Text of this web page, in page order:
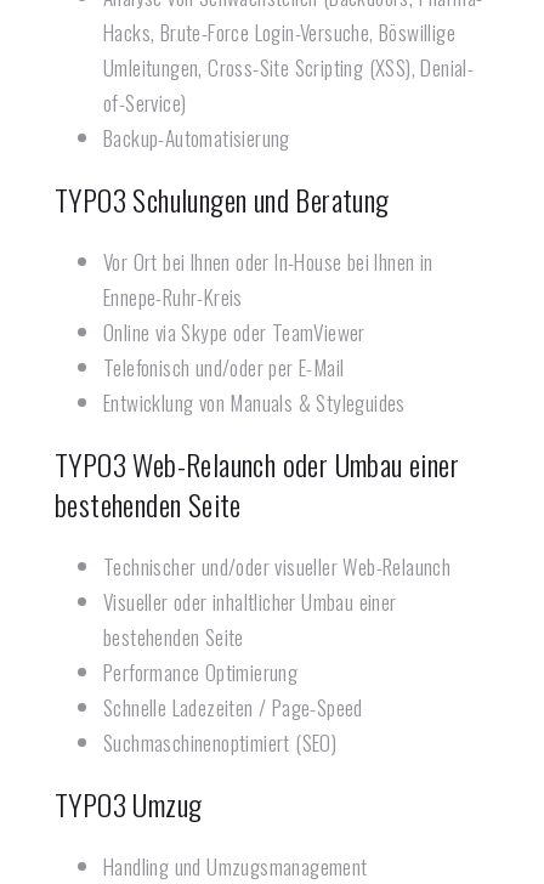
Hacks, Brute-Force Login-Versuche, Böswillige
Umleitungen, Cross-Site Scripting (XSS), Denial-
of-Service)
Backup-Automatisierung
TYPO3 Schulungen und Beratung
Vor Ort bei Ihnen oder In-House bei Ihnen in
Ennepe-Ruhr-Kreis
Online via Skype oder TeamViewer
Telefonisch und/oder per E-Mail
Entwicklung von Manuals & Styleguides
TYPO3 Web-Relaunch oder Umbau einer
bestehenden Seite
Technischer und/oder visueller Web-Relaunch
Visueller oder inhaltlicher Umbau einer
bestehenden Seite
Performance Optimierung
Schnelle Ladezeiten / Page-Speed
Suchmaschinenoptimiert (SEO)
TYPO3 Umzug
Handling und Umzugsmanagement